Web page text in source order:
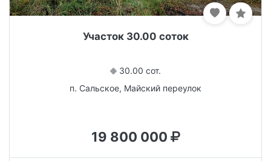
Участок 30.00 соток
30.00 сот.
п. Сальское, Майский переулок
19 800 000